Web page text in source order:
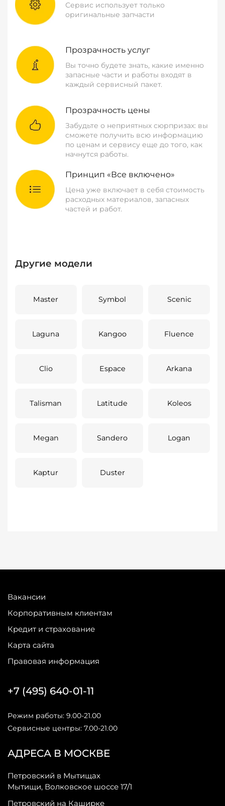
Сервис использует только
оригинальные запчасти
Прозрачность услуг
Вы точно будете знать, какие именно
запасные части и работы входят в
каждый сервисный пакет.
Прозрачность цены
Забудьте о неприятных сюрпризах: вы
сможете получить всю информацию
по ценам и сервису еще до того, как
начнутся работы.
Принцип «Все включено»
Цена уже включает в себя стоимость
расходных материалов, запасных
частей и работ.
Другие модели
Master Symbol Scenic
Laguna Kangoo Fluence
Clio Espace Arkana
Talisman Latitude Koleos
Megan Sandero Logan
Kaptur Duster
Вакансии
Корпоративным клиентам
Кредит и страхование
Карта сайта
Правовая информация
АДРЕСА В МОСКВЕ
Петровский в Мытищах
Мытищи, Волковское шоссе 17/1
Петровский на Каширке
+7 (495) 640-01-11
Режим работы: 9.00-21.00
Сервисные центры: 7.00-21.00